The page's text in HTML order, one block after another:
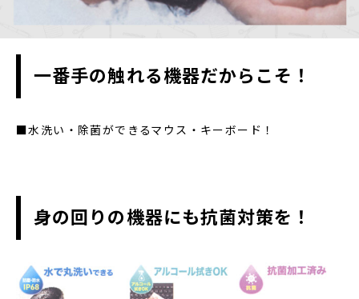
一番手の触れる機器だからこそ！
■水洗い・除菌ができるマウス・キーボード！
身の回りの機器にも抗菌対策を！